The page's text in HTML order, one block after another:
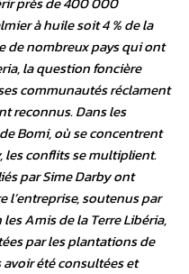
à huile soit 4 % de la
de nombreux pays qui ont
la question foncière
communautés réclament
reconnus. Dans les
Bomi, où se concentrent
les conflits se multiplient.
par Sime Darby ont
l’entreprise, soutenus par
les Amis de la Terre Libéria,
par les plantations de
été consultées et